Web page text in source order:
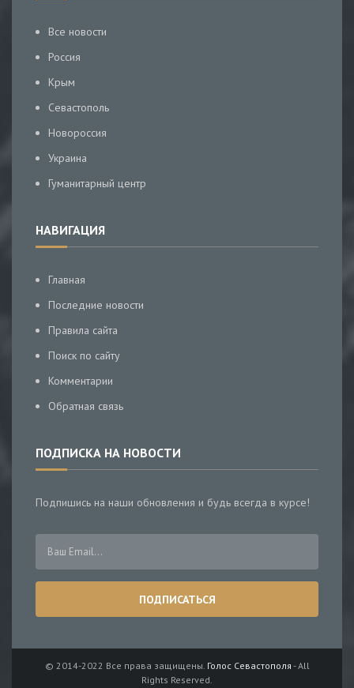
Все новости
Россия
Крым
Севастополь
Новороссия
Украина
Гуманитарный центр
НАВИГАЦИЯ
Главная
Последние новости
Правила сайта
Поиск по сайту
Комментарии
Обратная связь
ПОДПИСКА НА НОВОСТИ
Подпишись на наши обновления и будь всегда в курсе!
© 2014-2022 Все права защищены. Голос Севастополя - All
Rights Reserved.